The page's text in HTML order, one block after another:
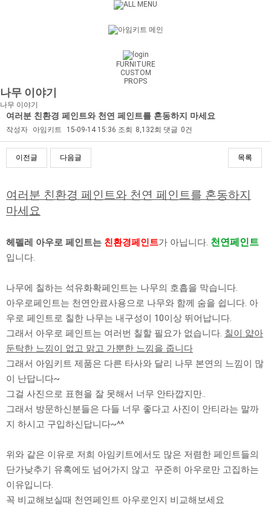
FURNITURE
CUSTOM
PROPS
나무 이야기
나무 이야기
여러분 친환경 페인트와 천연 페인트를 혼동하지 마세요
작성자 아임키트 15-09-14 15:36 조회 8,132회 댓글 0건
이전글 다음글 목록
본문
여러분 친환경 페인트와 천연 페인트를 혼동하지
마세요
헤펠레 아우로 페인트는 친환경페인트가 아닙니다. 천연페인트
입니다.
나무에 칠하는 석유화확페인트는 나무의 호흡을 막습니다.
아우로페인트는 천연안료사용으로 나무와 함께 숨을 쉽니다. 아
우로 페인트로 칠한 나무는 내구성이 10이상 뛰어납니다.
그래서 아우로 페인트는 여러번 칠할 필요가 없습니다. 칠이 얇아
둔탁한 느낌이 없고 맑고 가뿐한 느낌을 줍니다
그래서 아임키트 제품은 다른 타사와 달리 나무 본연의 느낌이 많
이 난답니다~
그걸 사진으로 표현을 잘 못해서 너무 안타깝지만..
그래서 방문하신분들은 다들 너무 좋다고 사진이 안티라는 말까
지 하시고 구입하신답니다~^^
위와 같은 이유로 저희 아임키트에서도 많은 저렴한 페인트들의
단가낮추기 유혹에도 넘어가지 않고 꾸준히 아우로만 고집하는
이유입니다.
꼭 비교해보실때 천연페인트 아우로인지 비교해보세요